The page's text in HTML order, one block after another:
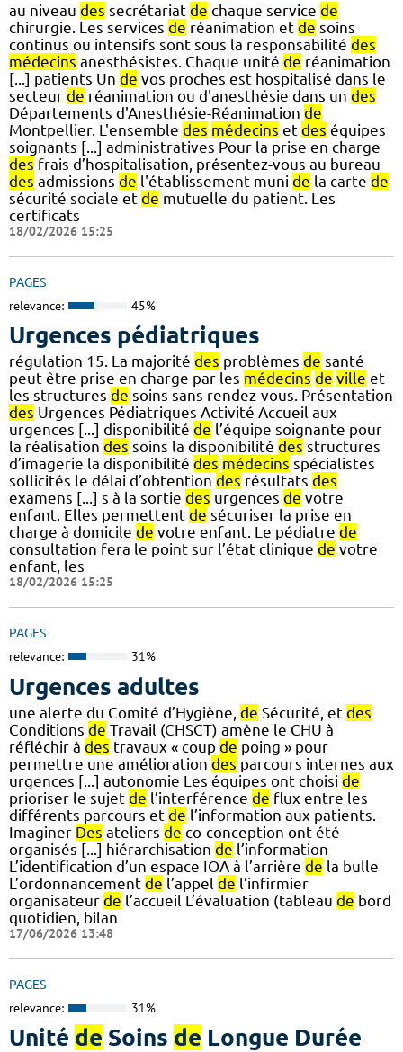
au niveau des secrétariat de chaque service de
chirurgie. Les services de réanimation et de soins
continus ou intensifs sont sous la responsabilité des
médecins anesthésistes. Chaque unité de réanimation
[...] patients Un de vos proches est hospitalisé dans le
secteur de réanimation ou d'anesthésie dans un des
Départements d'Anesthésie-Réanimation de
Montpellier. L'ensemble des médecins et des équipes
soignants [...] administratives Pour la prise en charge
des frais d’hospitalisation, présentez-vous au bureau
des admissions de l'établissement muni de la carte de
sécurité sociale et de mutuelle du patient. Les
certificats
18/02/2026 15:25
PAGES
relevance: 45%
Urgences pédiatriques
régulation 15. La majorité des problèmes de santé
peut être prise en charge par les médecins de ville et
les structures de soins sans rendez-vous. Présentation
des Urgences Pédiatriques Activité Accueil aux
urgences [...] disponibilité de l’équipe soignante pour
la réalisation des soins la disponibilité des structures
d’imagerie la disponibilité des médecins spécialistes
sollicités le délai d’obtention des résultats des
examens [...] s à la sortie des urgences de votre
enfant. Elles permettent de sécuriser la prise en
charge à domicile de votre enfant. Le pédiatre de
consultation fera le point sur l’état clinique de votre
enfant, les
18/02/2026 15:25
PAGES
relevance: 31%
Urgences adultes
une alerte du Comité d’Hygiène, de Sécurité, et des
Conditions de Travail (CHSCT) amène le CHU à
réfléchir à des travaux « coup de poing » pour
permettre une amélioration des parcours internes aux
urgences [...] autonomie Les équipes ont choisi de
prioriser le sujet de l’interférence de flux entre les
différents parcours et de l’information aux patients.
Imaginer Des ateliers de co-conception ont été
organisés [...] hiérarchisation de l’information
L’identification d’un espace IOA à l’arrière de la bulle
L’ordonnancement de l’appel de l’infirmier
organisateur de l’accueil L’évaluation (tableau de bord
quotidien, bilan
17/06/2026 13:48
PAGES
relevance: 31%
Unité de Soins de Longue Durée